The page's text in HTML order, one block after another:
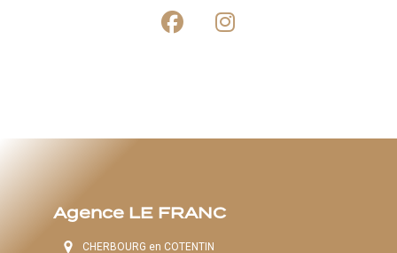
Agence LE FRANC
CHERBOURG en COTENTIN